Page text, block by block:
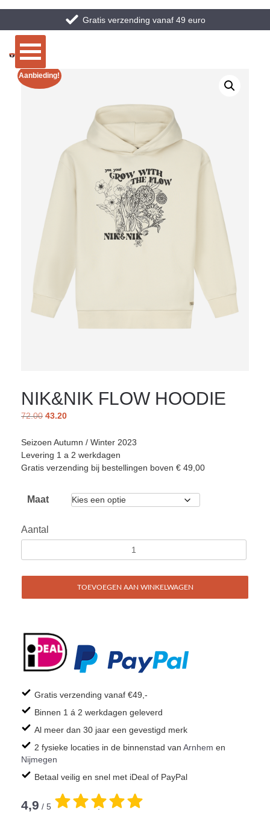
Gratis verzending vanaf 49 euro
Aanbieding!
NIK&NIK FLOW HOODIE
72.00 43.20
Seizoen Autumn / Winter 2023
Levering 1 a 2 werkdagen
Gratis verzending bij bestellingen boven € 49,00
Maat
Aantal
TOEVOEGEN AAN WINKELWAGEN
Gratis verzending vanaf €49,-
Binnen 1 á 2 werkdagen geleverd
Al meer dan 30 jaar een gevestigd merk
2 fysieke locaties in de binnenstad van Arnhem en
Nijmegen
Betaal veilig en snel met iDeal of PayPal
4,9 / 5 .